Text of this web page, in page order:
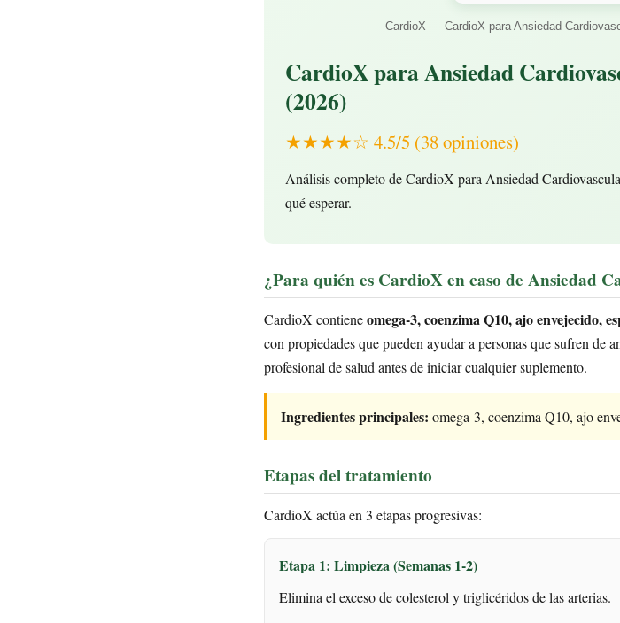
CardioX — CardioX para Ansiedad
CardioX para Ansiedad
(2026)
★★★★☆ 4.5/5 (38 opiniones)
Análisis completo de CardioX para Ansiedad
qué esperar.
¿Para quién es CardioX en caso de Ansiedad
CardioX contieneomega-3, coenzima Q10, ajo envejecido,
con propiedades que pueden ayudar a personas que sufren de
profesional de salud antes de iniciar cualquier suplemento.
Ingredientes principales: omega-3, coenzima Q10, ajo
Etapas del tratamiento
CardioX actúa en 3 etapas progresivas:
Etapa 1: Limpieza (Semanas 1-2)
Elimina el exceso de colesterol y triglicéridos de las arterias.